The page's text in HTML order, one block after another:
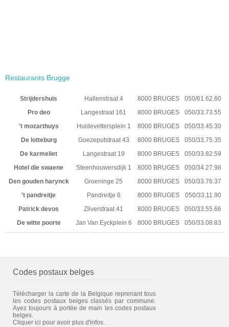
Restaurants Brugge
Strijdershuis Hallenstraat 4 8000 BRUGES
050/61.62.60
Pro deo
Langestraat 161 8000 BRUGES
050/33.73.55
't mozarthuys
Huidevettersplein 1 8000 BRUGES
050/33.45.30
De lotteburg
Goezeputstraat 43 8000 BRUGES
050/33.75.35
De karmeliet
Langestraat 19 8000 BRUGES
050/33.82.59
Hotel die swaene
Steenhouwersdijk 1 8000 BRUGES
050/34.27.98
Den gouden harynck
Groeninge 25 8000 BRUGES
050/33.76.37
't pandreitje
Pandreitje 6 8000 BRUGES
050/33.11.90
Patrick devos
Zilverstraat 41 8000 BRUGES
050/33.55.66
De witte poorte
Jan Van Eyckplein 6 8000 BRUGES 050/33.08.83
Codes postaux belges
Télécharger la carte de la Belgique reprenant tous
les codes postaux belges classés par commune.
Ayez toujours à portée de main les codes postaux
belges.
Cliquer ici pour avoir plus d'infos.